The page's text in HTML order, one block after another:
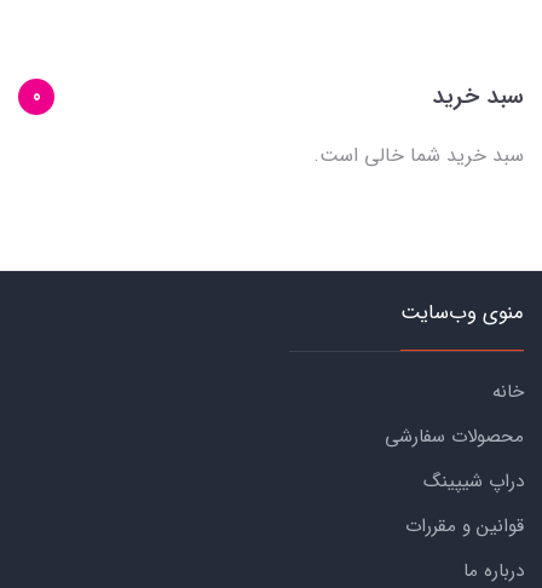
سبد خرید
0
سبد خرید شما خالی است.
منوی وب‌سایت
خانه
محصولات سفارشی
دراپ شیپینگ
قوانین و مقررات
درباره ما